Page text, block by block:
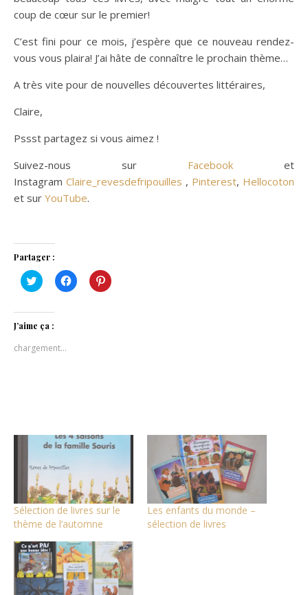
coup de cœur sur le premier!
C’est fini pour ce mois, j’espère que ce nouveau rendez-
vous vous plaira! J’ai hâte de connaître le prochain thème…
A très vite pour de nouvelles découvertes littéraires,
Claire,
Pssst partagez si vous aimez !
Suivez-nous sur Facebook et
Instagram Claire_revesdefripouilles , Pinterest, Hellocoton
et sur YouTube.
Partager :
Cliquez
pour
Twitter(ouvre
dans
une
fenêtre)
Cliquez
pour
Cliquez
pour
J’aime ça :
chargement…
Sélection de livres sur le
thème de l’automne
Les enfants du monde –
sélection de livres